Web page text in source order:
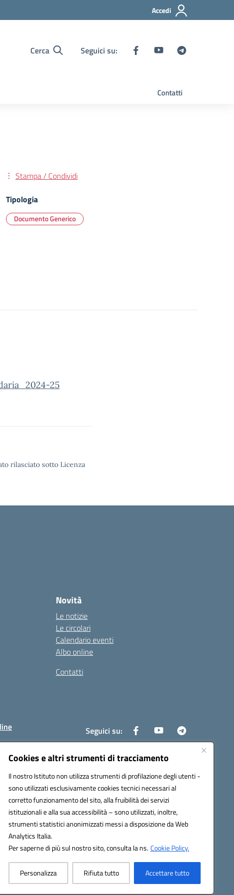
Cookies e altri strumenti di tracciamento
Il nostro Istituto non utilizza strumenti di profilazione degli utenti -
sono utilizzati esclusivamente cookies tecnici necessari al
corretto funzionamento del sito, alla fruibilità dei servizi
istituzionali e alla sua accessibilità – sono utilizzati, inoltre,
strumenti statistici anonimizzati messi a disposizione da Web
Analytics Italia.
Per saperne di più sul nostro sito, consulta la ns.Cookie Policy.
Personalizza Rifiuta tutto Accettare tutto
Accedi
Cerca Seguici su:
Contatti
Stampa / Condividi
Tipologia
Documento Generico
25
rilasciato sotto Licenza
Novità
Le notizie
Le circolari
Calendario eventi
Albo online
Contatti
Seguici su: